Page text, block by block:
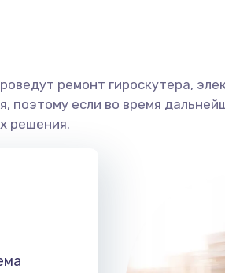
ремонт гироскутера,
поэтому если во время
решения.